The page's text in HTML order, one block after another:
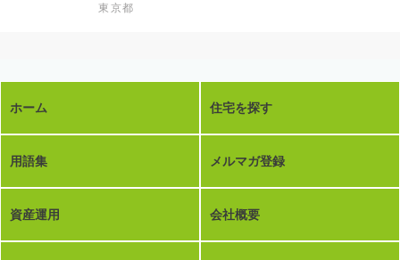
東京都
ホーム 住宅を探す
用語集 メルマガ登録
資産運用 会社概要